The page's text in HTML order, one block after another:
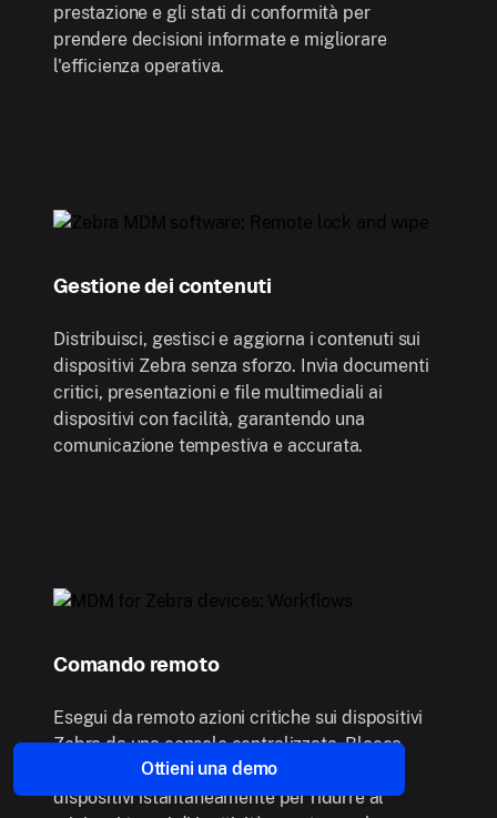
prestazione e gli stati di conformità per
prendere decisioni informate e migliorare
l'efficienza operativa.
Gestione dei contenuti
Distribuisci, gestisci e aggiorna i contenuti sui
dispositivi Zebra senza sforzo. Invia documenti
critici, presentazioni e file multimediali ai
dispositivi con facilità, garantendo una
comunicazione tempestiva e accurata.
Comando remoto
Esegui da remoto azioni critiche sui dispositivi
Zebra da una console centralizzata. Blocca,
riavvia, cancella o risolvi i problemi dei
dispositivi istantaneamente per ridurre al
Ottieni una demo